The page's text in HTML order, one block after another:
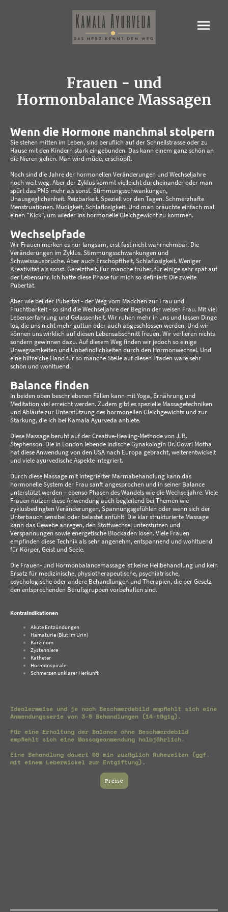
Frauen - und
Hormonbalance Massagen
Wenn die Hormone manchmal stolpern
Sie stehen mitten im Leben, sind beruflich auf der Schnellstrasse oder zu
Hause mit den Kindern stark eingebunden. Das kann einem ganz schön an
die Nieren gehen. Man wird müde, erschöpft.
Noch sind die Jahre der hormonellen Veränderungen und Wechseljahre
noch weit weg. Aber der Zyklus kommt vielleicht durcheinander oder man
spürt das PMS mehr als sonst. Stimmungsschwankungen,
Unausgeglichenheit. Reizbarkeit. Speziell vor den Tagen. Schmerzhafte
Menstruationen. Müdigkeit, Schlaflosigkeit. Und man bräuchte einfach mal
einen "Kick", um wieder ins hormonelle Gleichgewicht zu kommen.
Wechselpfade
Wir Frauen merken es nur langsam, erst fast nicht wahrnehmbar. Die
Veränderungen im Zyklus. Stimmungsschwankungen und
Schweissausbrüche. Aber auch Erschöpftheit, Schlaflosigkeit. Weniger
Kreativität als sonst. Gereiztheit. Für manche früher, für einige sehr spät auf
der Lebensuhr. Ich hatte diese Phase für mich so definiert: Die zweite
Pubertät.
Aber wie bei der Pubertät - der Weg vom Mädchen zur Frau und
Fruchtbarkeit - so sind die Wechseljahre der Beginn der weisen Frau. Mit viel
Lebenserfahrung und Gelassenheit. Wir ruhen mehr in uns und lassen Dinge
los, die uns nicht mehr guttun oder auch abgeschlossen werden. Und wir
können uns wirklich auf diesen Lebensabschnitt freuen. Wir verlieren nichts
sondern gewinnen dazu. Auf diesem Weg finden wir jedoch so einige
Unwegsamkeiten und Unbefindlichkeiten durch den Hormonwechsel. Und
eine hilfreiche Hand für so manche Stelle auf diesen Pfaden wäre sehr
schön und wohltuend.
Balance finden
In beiden oben beschriebenen Fällen kann mit Yoga, Ernährung und
Meditation viel erreicht werden. Zudem gibt es spezielle Massagetechniken
und Abläufe zur Unterstützung des hormonellen Gleichgewichts und zur
Stärkung, die ich bei Kamala Ayurveda anbiete.
Diese Massage beruht auf der Creative‑Healing‑Methode von J. B.
Stephenson. Die in London lebende indische Gynäkologin Dr. Gowri Motha
hat diese Anwendung von den USA nach Europa gebracht, weiterentwickelt
und viele ayurvedische Aspekte integriert.
Durch diese Massage mit integrierter Marmabehandlung kann das
hormonelle System der Frau sanft angesprochen und in seiner Balance
unterstützt werden – ebenso Phasen des Wandels wie die Wechseljahre. Viele
Frauen nutzen diese Anwendung auch begleitend bei Themen wie
zyklusbedingten Veränderungen, Spannungsgefühlen oder wenn sich der
Unterbauch sensibel oder belastet anfühlt. Die klar strukturierte Massage
kann das Gewebe anregen, den Stoffwechsel unterstützen und
Verspannungen sowie energetische Blockaden lösen. Viele Frauen
empfinden diese Technik als sehr angenehm, entspannend und wohltuend
für Körper, Geist und Seele.
Die Frauen‑ und Hormonbalancemassage ist keine Heilbehandlung und kein
Ersatz für medizinische, physiotherapeutische, psychiatrische,
psychologische oder andere Behandlungen und Therapien, die per Gesetz
den entsprechenden Berufsgruppen vorbehalten sind.
Kontraindikationen
Akute Entzündungen
Hämaturie (Blut im Urin)
Karzinom
Zystenniere
Katheter
Hormonspirale
Schmerzen unklarer Herkunft
Idealerweise und je nach Beschwerdebild empfiehlt sich eine
Anwendungsserie von 3-5 Behandlungen (14-tägig).
Für eine Erhaltung der Balance ohne Beschwerdebild
empfiehlt sich eine Massageanwendung halbjährlich.
Eine Behandlung dauert 60 min zuzüglich Ruhezeiten (ggf.
mit einem Leberwickel zur Entgiftung).
Preise